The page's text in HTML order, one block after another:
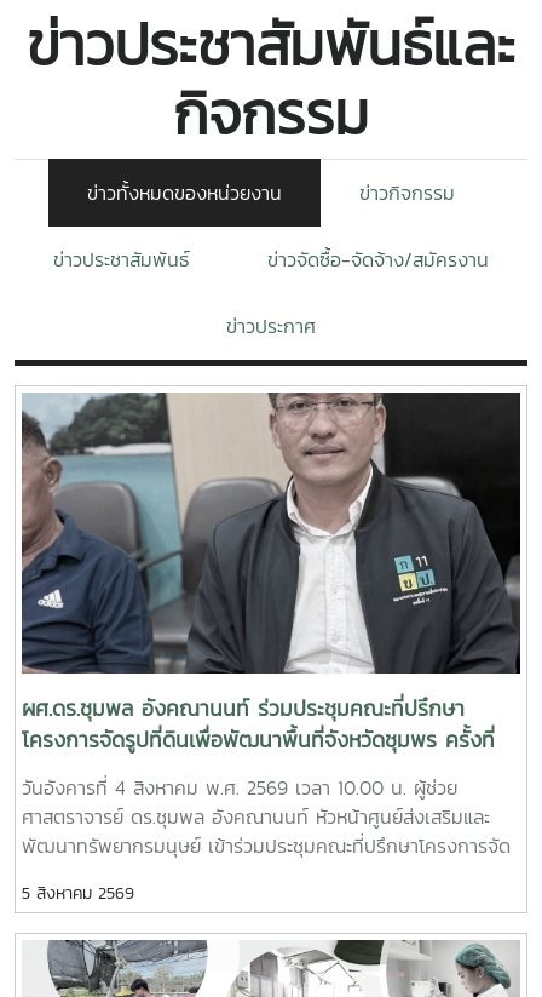
ข่าวประชาสัมพันธ์และ
กิจกรรม
ข่าวทั้งหมดของหน่วยงาน ข่าวกิจกรรม
ข่าวประชาสัมพันธ์ ข่าวจัดซื้อ-จัดจ้าง/สมัครงาน
ข่าวประกาศ
ผศ.ดร.ชุมพล อังคณานนท์ ร่วมประชุมคณะที่ปรึกษา
โครงการจัดรูปที่ดินเพื่อพัฒนาพื้นที่จังหวัดชุมพร ครั้งที่
2/2569
วันอังคารที่ 4 สิงหาคม พ.ศ. 2569 เวลา 10.00 น. ผู้ช่วย
ศาสตราจารย์ ดร.ชุมพล อังคณานนท์ หัวหน้าศูนย์ส่งเสริมและ
พัฒนาทรัพยากรมนุษย์ เข้าร่วมประชุมคณะที่ปรึกษาโครงการจัด
รวม สาย ก3 และ ก4ในเขตผังเมืองรวมชุมชนปากน้ำหลังสวน
จังหวัดชุมพร ครั้งที่ 2/2569 ณ ห้องประชุมเกาะทองหลาง ชั้น 3
ศาลากลางจังหวัดชุมพร โดยมีนายจักรพงศ์ นิลไพรัช ธนารักษ์
พื้นที่ชุมพร เป็นประธานในการประชุมในการนี้ นายอุดม จิตตวงค์
5 สิงหาคม 2569